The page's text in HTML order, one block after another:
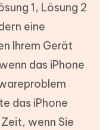
1, Lösung 2
eine
Ihrem Gerät
das iPhone
das iPhone
wenn Sie